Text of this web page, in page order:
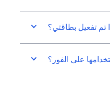
تم تفعيل بطاقتي؟
على الفور؟